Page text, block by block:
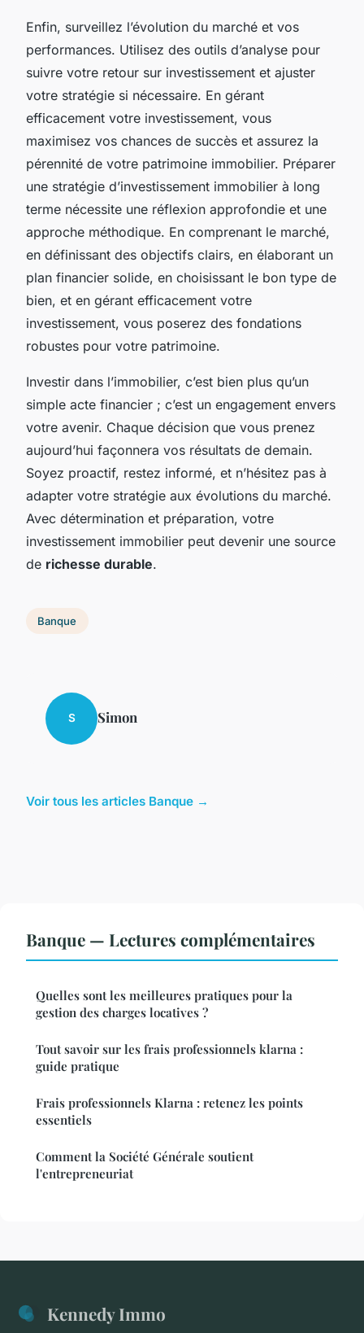
Enfin, surveillez l’évolution du marché et vos
performances. Utilisez des outils d’analyse pour
suivre votre retour sur investissement et ajuster
votre stratégie si nécessaire. En gérant
efficacement votre investissement, vous
maximisez vos chances de succès et assurez la
pérennité de votre patrimoine immobilier. Préparer
une stratégie d’investissement immobilier à long
terme nécessite une réflexion approfondie et une
approche méthodique. En comprenant le marché,
en définissant des objectifs clairs, en élaborant un
plan financier solide, en choisissant le bon type de
bien, et en gérant efficacement votre
investissement, vous poserez des fondations
robustes pour votre patrimoine.
Investir dans l’immobilier, c’est bien plus qu’un
simple acte financier ; c’est un engagement envers
votre avenir. Chaque décision que vous prenez
aujourd’hui façonnera vos résultats de demain.
Soyez proactif, restez informé, et n’hésitez pas à
adapter votre stratégie aux évolutions du marché.
Avec détermination et préparation, votre
investissement immobilier peut devenir une source
de richesse durable.
Banque
S Simon
Voir tous les articles Banque →
Banque — Lectures complémentaires
Quelles sont les meilleures pratiques pour la
gestion des charges locatives ?
Tout savoir sur les frais professionnels klarna :
guide pratique
Frais professionnels Klarna : retenez les points
essentiels
Comment la Société Générale soutient
l'entrepreneuriat
Kennedy Immo